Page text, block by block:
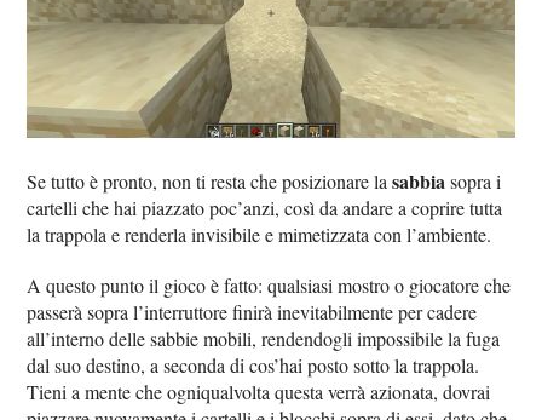
Se tutto è pronto, non ti resta che posizionare lasabbiasopra i
cartelli che hai piazzato poc’anzi, così da andare a coprire tutta
la trappola e renderla invisibile e mimetizzata con l’ambiente.
A questo punto il gioco è fatto: qualsiasi mostro o giocatore che
passerà sopra l’interruttore finirà inevitabilmente per cadere
all’interno delle sabbie mobili, rendendogli impossibile la fuga
dal suo destino, a seconda di cos’hai posto sotto la trappola.
Tieni a mente che ogniqualvolta questa verrà azionata, dovrai